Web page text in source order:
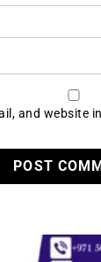
and website